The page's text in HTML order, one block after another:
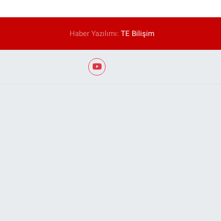
Haber Yazılımı:TE Bilişim